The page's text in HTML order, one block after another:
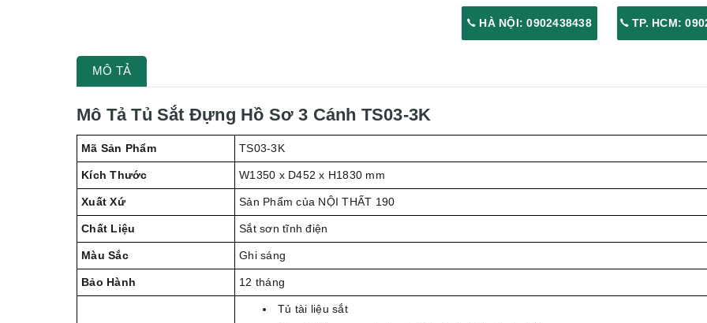
HÀ NỘI: 0902438438 TP. HCM:
MÔ TẢ
Mô Tả Tủ Sắt Đựng Hồ Sơ 3 Cánh TS03-3K
Mã Sản Phẩm TS03-3K
Kích Thước W1350 x D452 x H1830 mm
Xuất Xứ Sản Phẩm của NỘI THẤT 190
Chất Liệu Sắt sơn tĩnh điện
Màu Sắc Ghi sáng
Bảo Hành 12 tháng
Tủ tài liệu sắt